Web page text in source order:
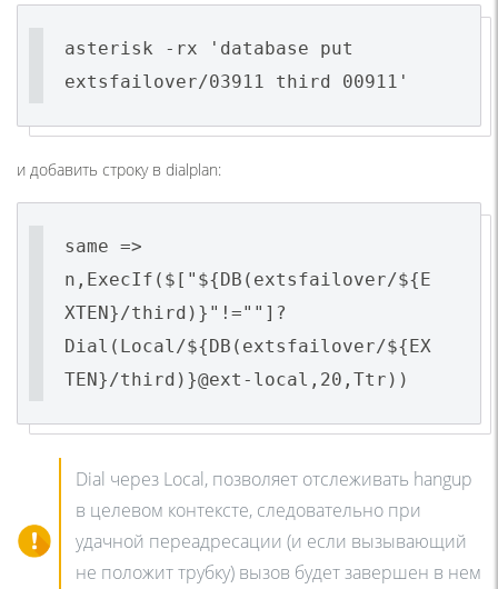
asterisk -rx 'database put
extsfailover/03911 third 00911'
и добавить строку в dialplan:
same =>
n,ExecIf($["${DB(extsfailover/${E
XTEN}/third)}"!=""]?
Dial(Local/${DB(extsfailover/${EX
TEN}/third)}@ext-local,20,Ttr))
Dial через Local, позволяет отслеживать hangup
в целевом контексте, следовательно при
удачной переадресации (и если вызывающий
не положит трубку) вызов будет завершен в нем